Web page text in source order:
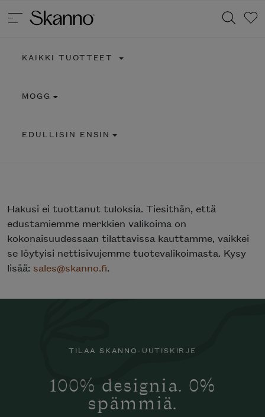
KAIKKI TUOTTEET
MOGG
EDULLISIN ENSIN
Hakusi ei tuottanut tuloksia. Tiesithän, että
edustamiemme merkkien valikoima on
kokonaisuudessaan tilattavissa kauttamme, vaikkei
se löytyisi nettisivujemme tuotevalikoimasta. Kysy
lisää: sales@skanno.fi.
TILAA SKANNO-UUTISKIRJE
100% designia. 0%
spämmiä.